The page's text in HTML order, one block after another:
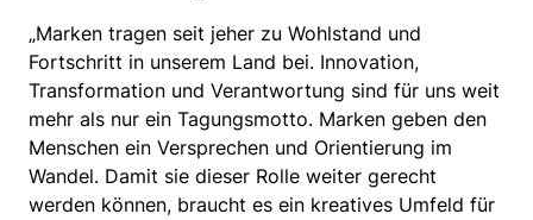
„Marken tragen seit jeher zu Wohlstand und
Fortschritt in unserem Land bei. Innovation,
Transformation und Verantwortung sind für uns weit
mehr als nur ein Tagungsmotto. Marken geben den
Menschen ein Versprechen und Orientierung im
Wandel. Damit sie dieser Rolle weiter gerecht
werden können, braucht es ein kreatives Umfeld für